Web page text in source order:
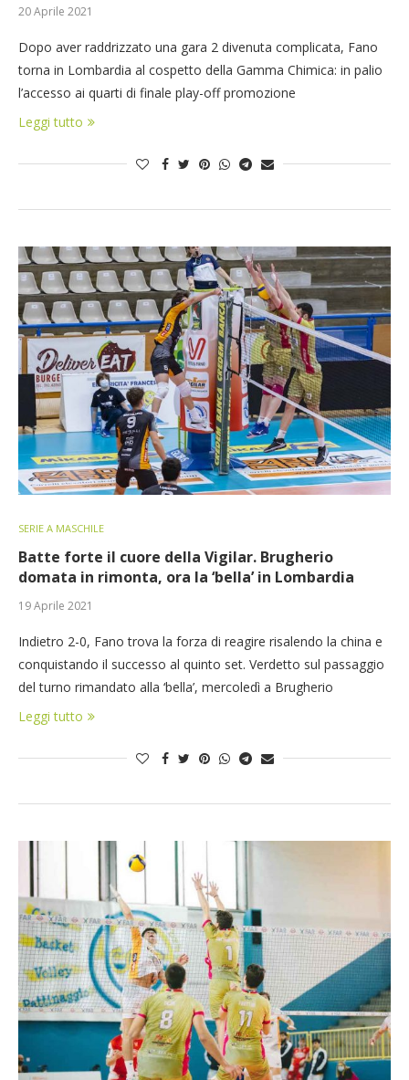
20 Aprile 2021
Dopo aver raddrizzato una gara 2 divenuta complicata, Fano
torna in Lombardia al cospetto della Gamma Chimica: in palio
l’accesso ai quarti di finale play-off promozione
Leggi tutto
SERIE A MASCHILE
Batte forte il cuore della Vigilar. Brugherio
domata in rimonta, ora la ‘bella’ in Lombardia
19 Aprile 2021
Indietro 2-0, Fano trova la forza di reagire risalendo la china e
conquistando il successo al quinto set. Verdetto sul passaggio
del turno rimandato alla ‘bella’, mercoledì a Brugherio
Leggi tutto